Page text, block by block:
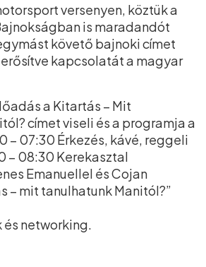
versenyen, köztük a
is maradandót
követő bajnoki címet
kapcsolatát a magyar
a Kitartás – Mit
címet viseli és a programja a
– 07:30 Érkezés, kávé, reggeli
– 08:30 Kerekasztal
Emanuellel és Cojan
– mit tanulhatunk Manitól?”
networking.